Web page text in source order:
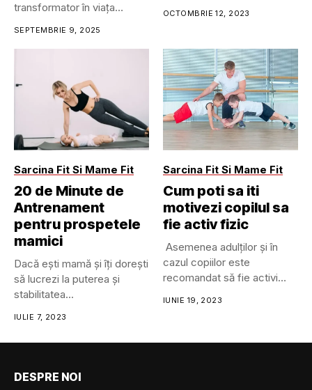
transformator în viața
SEPTEMBRIE 9, 2025
OCTOMBRIE 12, 2023
Sarcina Fit Si Mame Fit
20 de Minute de
Antrenament
pentru prospetele
mamici
Dacă ești mamă și îți dorești
să lucrezi la puterea și
stabilitatea...
IULIE 7, 2023
Sarcina Fit Si Mame Fit
Cum poti sa iti
motivezi copilul sa
fie activ fizic
Asemenea adulților și în
cazul copiilor este
recomandat să fie activi
IUNIE 19, 2023
DESPRE NOI